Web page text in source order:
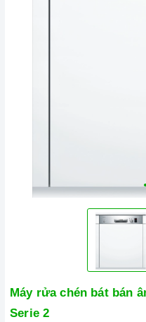
Máy rửa chén bát bán
Serie 2